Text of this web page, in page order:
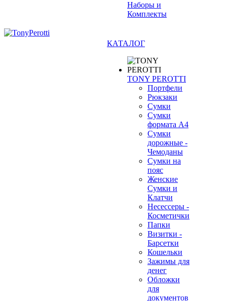
Наборы и
Комплекты
КАТАЛОГ
TONY PEROTTI
Портфели
Рюкзаки
Сумки
Сумки
формата А4
Сумки
дорожные -
Чемоданы
Сумки на
пояс
Женские
Сумки и
Клатчи
Несессеры -
Косметички
Папки
Визитки -
Барсетки
Кошельки
Зажимы для
денег
Обложки
для
документов